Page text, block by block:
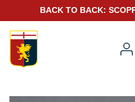
BACK TO BACK: